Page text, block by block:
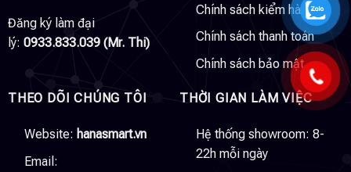
Đăng ký làm đại
lý: 0933.833.039 (Mr. Thi)
Chính sách kiểm hàng
Chính sách thanh toán
Chính sách bảo mật
THEO DÕI CHÚNG TÔI
Website: hanasmart.vn
Email:
THỜI GIAN LÀM VIỆC
Hệ thống showroom: 8-
22h mỗi ngày